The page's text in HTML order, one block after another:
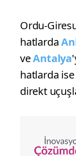
Ordu-
hatlarda
veAntalya
hatlarda ise
direkt